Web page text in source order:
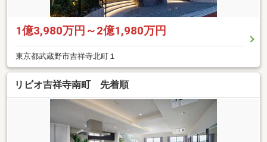
1億3,980万円～2億1,980万円
東京都武蔵野市吉祥寺北町１
リビオ吉祥寺南町 先着順